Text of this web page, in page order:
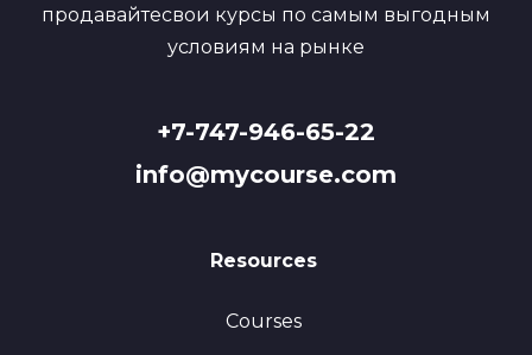
продавайтесвои курсы по самым выгодным
условиям на рынке
+7-747-946-65-22
info@mycourse.com
Resources
Courses